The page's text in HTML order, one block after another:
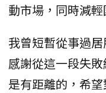
動市場，同時減輕
我曾短暫從事過
感謝從這一段失
是有距離的，希望